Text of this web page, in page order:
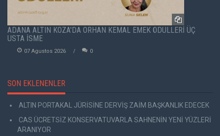
ADANA ALTIN KOZA'DA ORHAN KEMAL EMEK ÖDÜLLERİ ÜÇ
USTA İSME
07 Agustos 2026 0
SON EKLENENLER
ALTIN PORTAKAL JÜRİSİNE DERVİŞ ZAİM BAŞKANLIK EDECEK
CAS ÜCRETSİZ KONSERVATUVARLA SAHNENİN YENİ YÜZLERİ
ARANIYOR